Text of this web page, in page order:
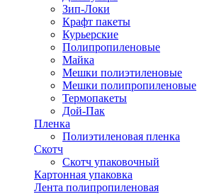
Зип-Локи
Крафт пакеты
Курьерские
Полипропиленовые
Майка
Мешки полиэтиленовые
Мешки полипропиленовые
Термопакеты
Дой-Пак
Пленка
Полиэтиленовая пленка
Скотч
Скотч упаковочный
Картонная упаковка
Лента полипропиленовая